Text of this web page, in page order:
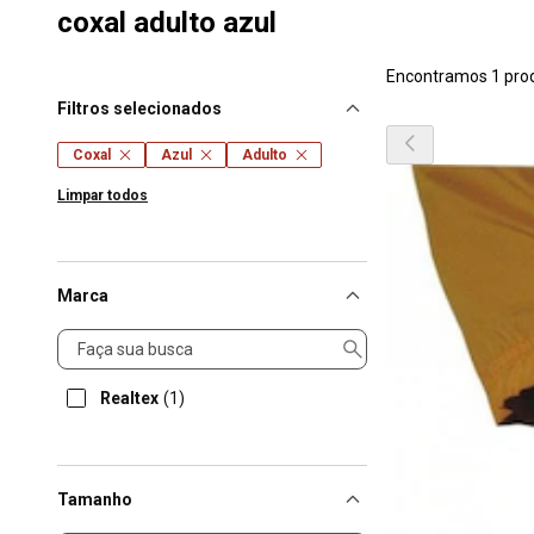
coxal adulto azul
Filtros selecionados
Coxal Azul Adulto
Limpar todos
Marca
Marca
Realtex (1)
Tamanho
Encontramos 1